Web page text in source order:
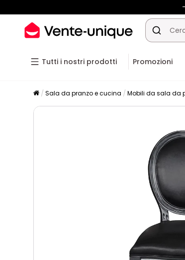
Tutti i nostri prodotti Promozioni
Sala da pranzo e cucina Mobili da sala da